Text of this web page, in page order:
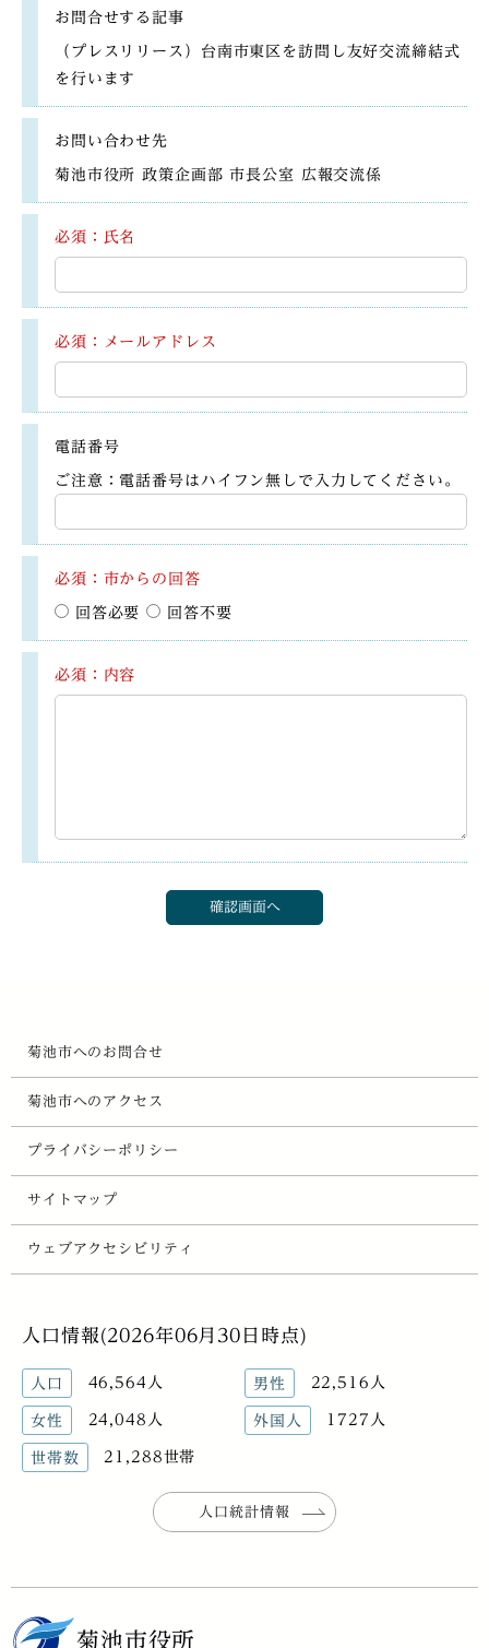
お問合せする記事
（プレスリリース）台南市東区を訪問し友好交流締結式
を行います
お問い合わせ先
菊池市役所 政策企画部 市長公室 広報交流係
必須：氏名
必須：メールアドレス
電話番号
ご注意：電話番号はハイフン無しで入力してください。
必須：市からの回答
回答必要 回答不要
必須：内容
菊池市へのお問合せ
菊池市へのアクセス
プライバシーポリシー
サイトマップ
ウェブアクセシビリティ
人口情報(2026年06月30日時点)
人口 46,564人 男性 22,516人
女性 24,048人 外国人 1727人
世帯数 21,288世帯
人口統計情報
菊池市役所